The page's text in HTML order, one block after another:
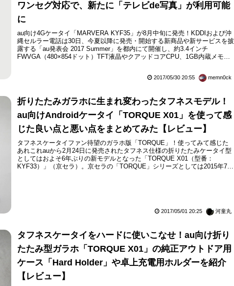
ワンセグ対応で、新たに「テレビde写真」が利用可能
に
au向け4Gケータイ「MARVERA KYF35」が8月中旬に発売！KDDIおよび沖
縄セルラー電話は30日、今夏以降に発売・開始する新商品や新サービスを披
露する「au発表会 2017 Summer」を都内にて開催し、約3.4インチ
FWVGA（480×854ドット）TFT液晶やクアッドコアCPU、1GB内蔵メモリ
電話）「MARVERA KYF35」（京セラ製）を発表しています。発売時期は
2017/05/30 20:55 memn0ck
折りたたみガラホに生まれ変わったタフネスモデル！
au向けAndroidケータイ「TORQUE X01」を使って感
じた良い点と悪い点をまとめてみた【レビュー】
タフネスケータイファン待望のガラホ版「TORQUE」！使ってみて感じた
あれこれauから2月24日に発売されたタフネス仕様の折りたたみケータイ型
としてはおよそ6年ぶりの新モデルとなった「TORQUE X01（型番：
KYF33）」（京セラ）。京セラの「TORQUE」シリーズとしては2015年7月
2017/05/01 20:25 河童丸
タフネスケータイをハードに使いこなせ！au向け折り
たたみ型ガラホ「TORQUE X01」の純正アウトドア用
ケース「Hard Holder」や卓上充電用ホルダーを紹介
【レビュー】